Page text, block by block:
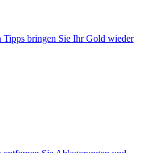
bringen Sie Ihr Gold wieder